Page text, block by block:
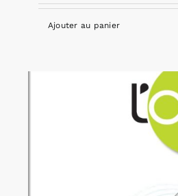
Ajouter au panier